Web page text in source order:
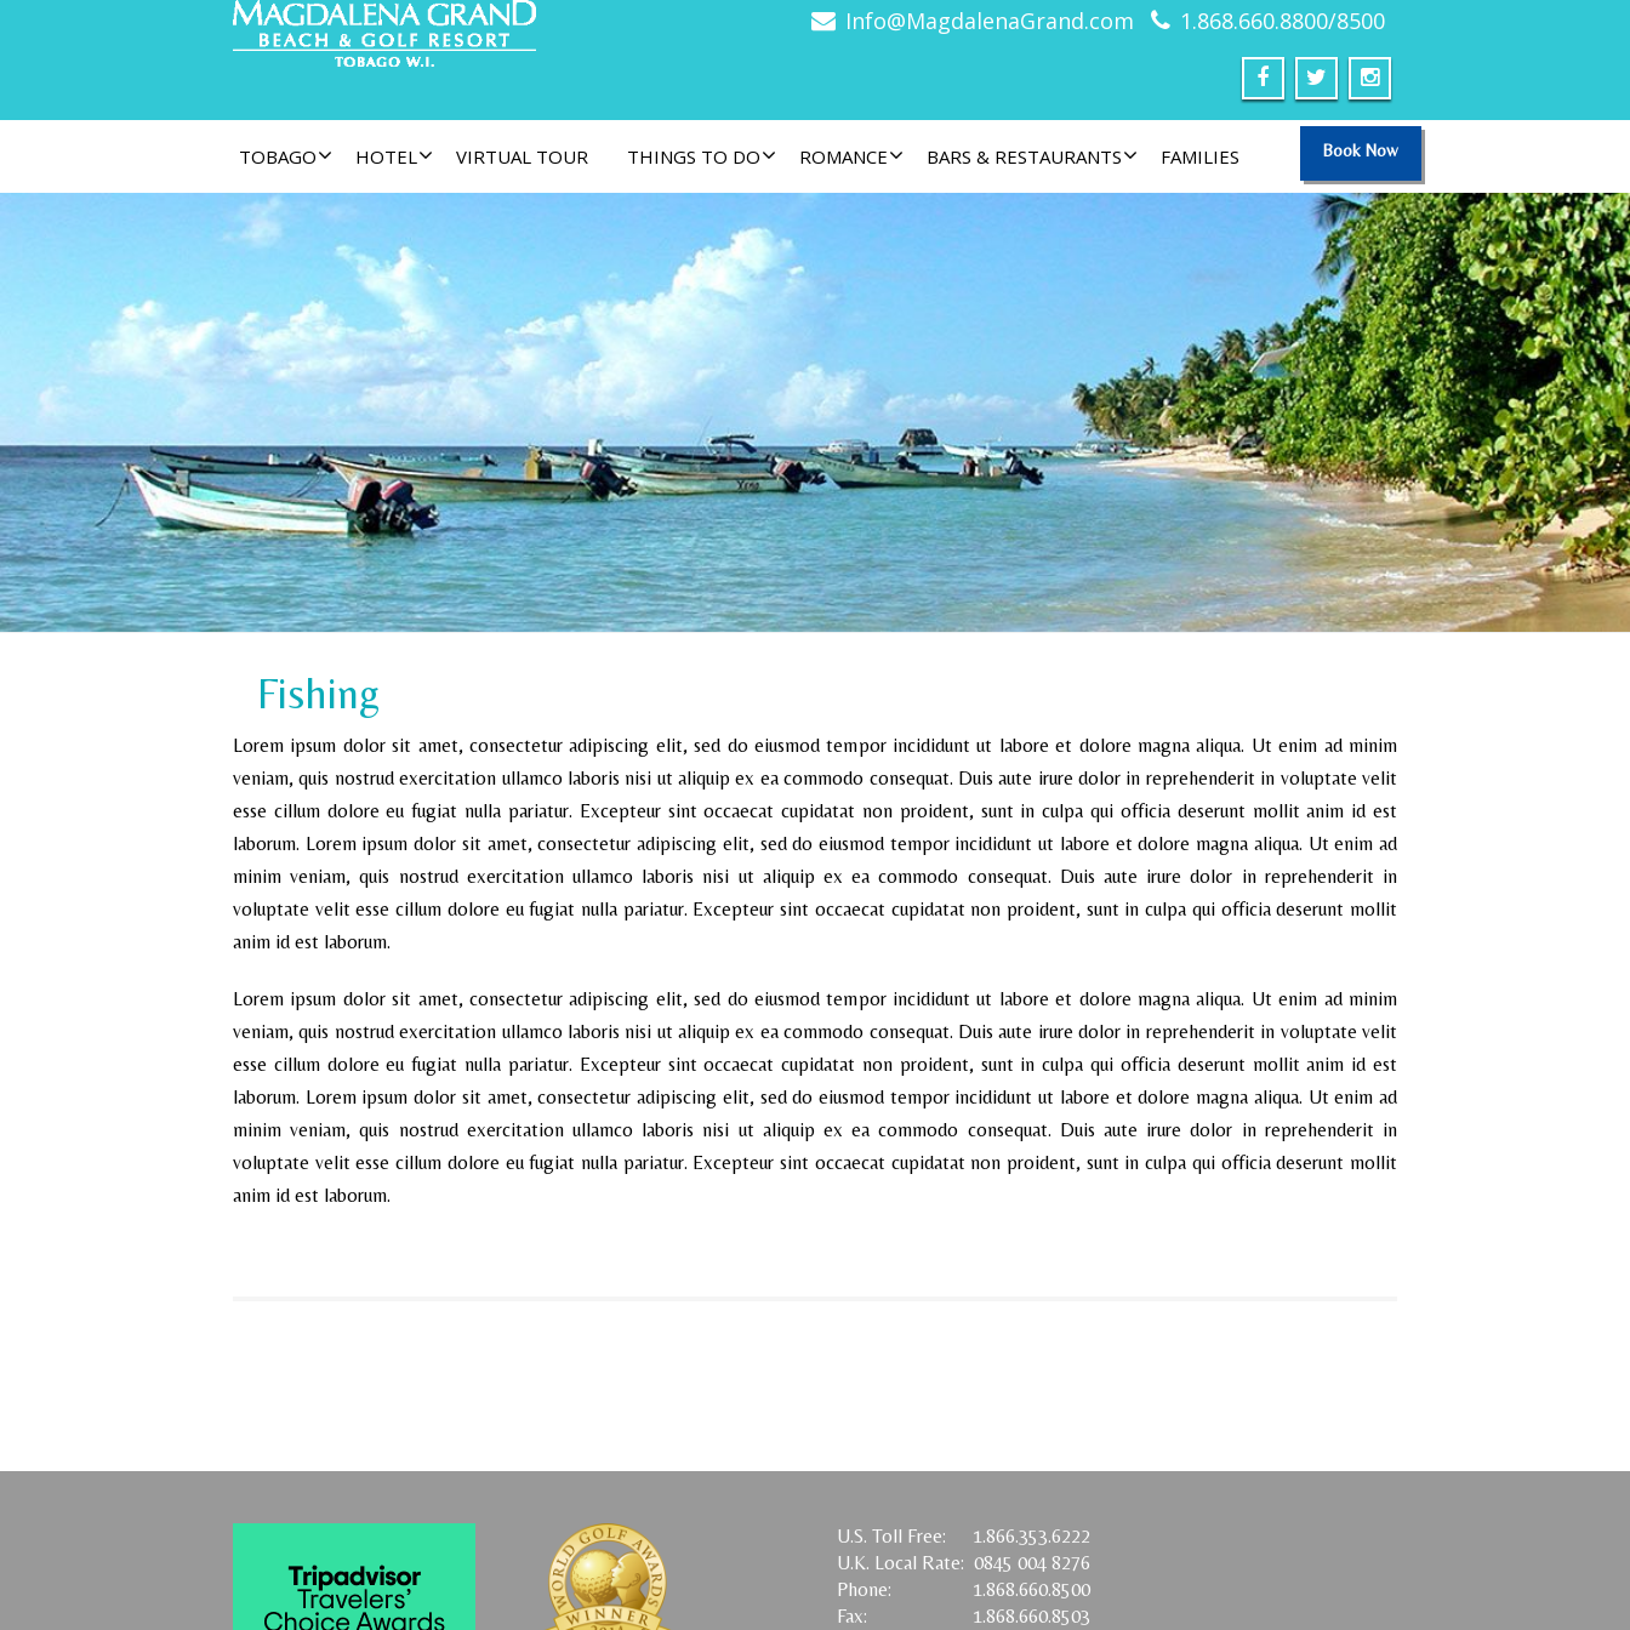
Info@MagdalenaGrand.com 1.868.660.8800/8500
TOBAGO HOTEL VIRTUAL TOUR THINGS TO DO ROMANCE BARS & RESTAURANTS FAMILIES Book Now
Fishing
Lorem ipsum dolor sit amet, consectetur adipiscing elit, sed do eiusmod tempor incididunt ut labore et dolore magna aliqua. Ut enim ad minim
veniam, quis nostrud exercitation ullamco laboris nisi ut aliquip ex ea commodo consequat. Duis aute irure dolor in reprehenderit in voluptate velit
esse cillum dolore eu fugiat nulla pariatur. Excepteur sint occaecat cupidatat non proident, sunt in culpa qui officia deserunt mollit anim id est
laborum. Lorem ipsum dolor sit amet, consectetur adipiscing elit, sed do eiusmod tempor incididunt ut labore et dolore magna aliqua. Ut enim ad
minim veniam, quis nostrud exercitation ullamco laboris nisi ut aliquip ex ea commodo consequat. Duis aute irure dolor in reprehenderit in
voluptate velit esse cillum dolore eu fugiat nulla pariatur. Excepteur sint occaecat cupidatat non proident, sunt in culpa qui officia deserunt mollit
anim id est laborum.
Lorem ipsum dolor sit amet, consectetur adipiscing elit, sed do eiusmod tempor incididunt ut labore et dolore magna aliqua. Ut enim ad minim
veniam, quis nostrud exercitation ullamco laboris nisi ut aliquip ex ea commodo consequat. Duis aute irure dolor in reprehenderit in voluptate velit
esse cillum dolore eu fugiat nulla pariatur. Excepteur sint occaecat cupidatat non proident, sunt in culpa qui officia deserunt mollit anim id est
laborum. Lorem ipsum dolor sit amet, consectetur adipiscing elit, sed do eiusmod tempor incididunt ut labore et dolore magna aliqua. Ut enim ad
minim veniam, quis nostrud exercitation ullamco laboris nisi ut aliquip ex ea commodo consequat. Duis aute irure dolor in reprehenderit in
voluptate velit esse cillum dolore eu fugiat nulla pariatur. Excepteur sint occaecat cupidatat non proident, sunt in culpa qui officia deserunt mollit
anim id est laborum.
U.S. Toll Free:
U.K. Local Rate:
Phone:
Fax:
1.866.353.6222
0845 004 8276
1.868.660.8500
1.868.660.8503